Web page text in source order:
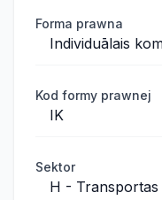
Forma prawna
Individuālais
Kod formy prawnej
IK
Sektor
H - Transportas